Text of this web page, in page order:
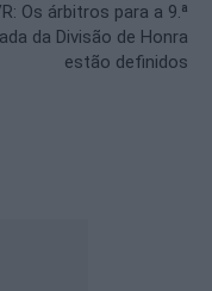
Os árbitros para a 9.ª
da Divisão de Honra
estão definidos